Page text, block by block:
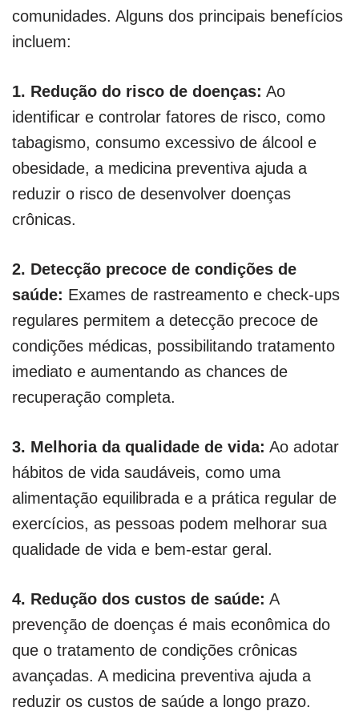
comunidades. Alguns dos principais benefícios
incluem:
1. Redução do risco de doenças: Ao
identificar e controlar fatores de risco, como
tabagismo, consumo excessivo de álcool e
obesidade, a medicina preventiva ajuda a
reduzir o risco de desenvolver doenças
crônicas.
2. Detecção precoce de condições de
saúde: Exames de rastreamento e check-ups
regulares permitem a detecção precoce de
condições médicas, possibilitando tratamento
imediato e aumentando as chances de
recuperação completa.
3. Melhoria da qualidade de vida: Ao adotar
hábitos de vida saudáveis, como uma
alimentação equilibrada e a prática regular de
exercícios, as pessoas podem melhorar sua
qualidade de vida e bem-estar geral.
4. Redução dos custos de saúde: A
prevenção de doenças é mais econômica do
que o tratamento de condições crônicas
avançadas. A medicina preventiva ajuda a
reduzir os custos de saúde a longo prazo.